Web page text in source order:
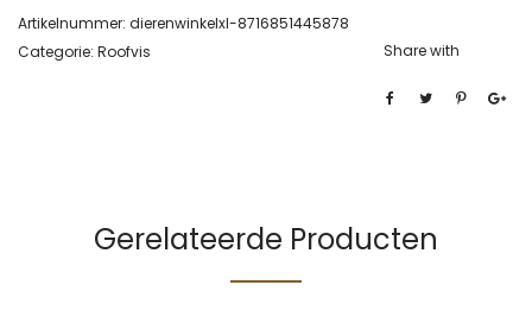
Artikelnummer: dierenwinkelxl-8716851445878
Categorie: Roofvis Share with
Gerelateerde Producten